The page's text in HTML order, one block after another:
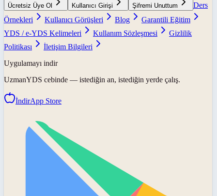
Ücretsiz Üye Ol Kullanıcı Girişi Şifremi Unuttum
Ders
Örnekleri
Kullanıcı Görüşleri Blog
Garantili Eğitim
YDS / e-YDS Kelimeleri
Kullanım Sözleşmesi
Gizlilik
Politikası
İletişim Bilgileri
Uygulamayı indir
UzmanYDS cebinde — istediğin an, istediğin yerde çalış.
İndirApp Store